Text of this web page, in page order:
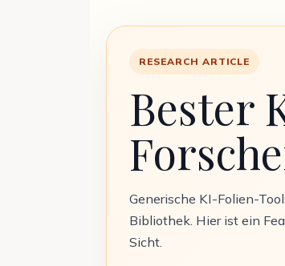
RESEARCH ARTICLE
Bester
Generische KI-Folien-
Bibliothek. Hier ist ein
Sicht.